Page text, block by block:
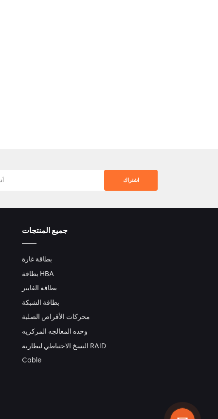
جميع المنتجات
بطاقة غارة
بطاقة HBA
بطاقة الفايبر
بطاقة الشبكة
محركات الأقراص الصلبة
وحده المعالجه المركزيه
النسخ الاحتياطي لبطارية RAID
Cable